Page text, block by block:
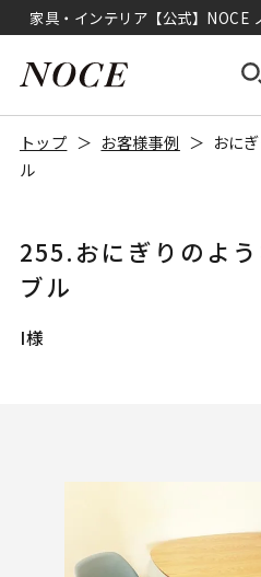
家具・インテリア【公式】NOCE
トップ お客様事例
おに
ル
255.おにぎりのよ
ブル
I様